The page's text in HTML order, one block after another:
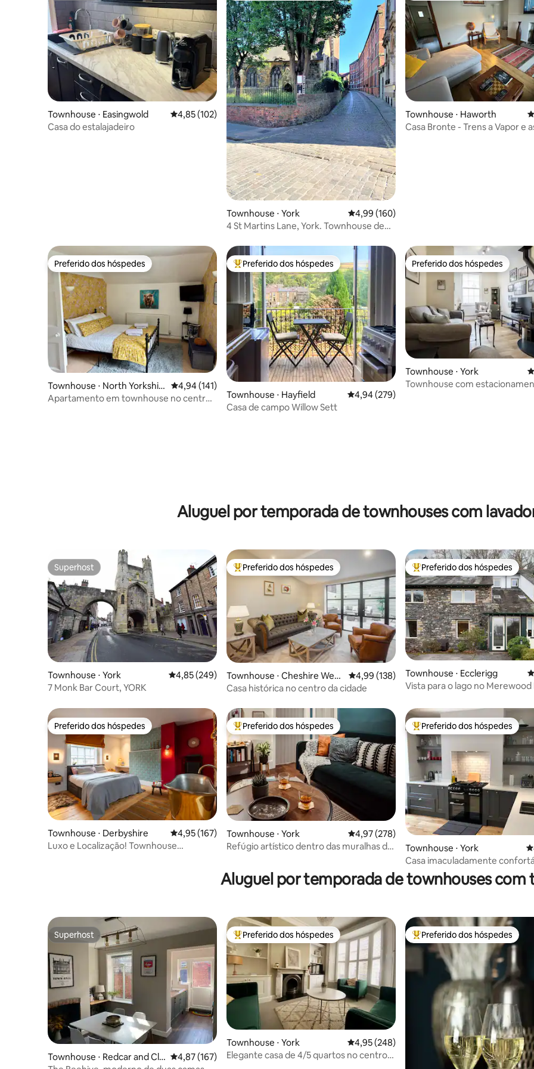
Townhouse ⋅ Easingwold 4,85 de uma avaliação média de 5, 102 avaliações
4,85 (102)
Casa do estalajadeiro
Townhouse ⋅ York 4,99 de uma avaliação média de 5, 160
4,99 (160)
4 St Martins Lane, York. Townhouse de
Townhouse ⋅ Haworth
Casa Bronte - Trens a Vapor e
Preferido dos hóspedes
Preferido dos hóspedes
Townhouse ⋅ North Yorkshir
e
4,94 de uma avaliação média de 5, 141 avaliações
4,94 (141)
Apartamento em townhouse no centro
Entre os melhores preferidos dos hóspedes
Preferido dos hóspedes
Townhouse ⋅ Hayfield 4,94 de uma avaliação média de 5, 279
4,94 (279)
Casa de campo Willow Sett
Preferido dos hóspedes
Preferido dos hóspedes
Townhouse ⋅ York
Townhouse com
Aluguel por temporada de townhouses com
Superhost
Superhost
Townhouse ⋅ York 4,85 de uma avaliação média de 5, 249 avaliações
4,85 (249)
7 Monk Bar Court, YORK
Entre os melhores preferidos dos hóspedes
Preferido dos hóspedes
Townhouse ⋅ Cheshire West
and Chester
4,99 de uma avaliação média de 5, 138
4,99 (138)
Casa histórica no centro da cidade
Entre os melhores preferidos
Preferido dos hóspedes
Townhouse ⋅ Ecclerigg
Vista para o lago no Merewood
Preferido dos hóspedes
Preferido dos hóspedes
Townhouse ⋅ Derbyshire 4,95 de uma avaliação média de 5, 167 avaliações
4,95 (167)
Luxo e Localização! Townhouse
Entre os melhores preferidos dos hóspedes
Preferido dos hóspedes
Townhouse ⋅ York 4,97 de uma avaliação média de 5, 278
4,97 (278)
Refúgio artístico dentro das muralhas da
Entre os melhores preferidos
Preferido dos hóspedes
Townhouse ⋅ York
Casa imaculadamente
centro de York.
Aluguel por temporada de townhouses com
Superhost
Superhost
Townhouse ⋅ Redcar and Cle 4,87 de uma avaliação média de 5, 167 avaliações
4,87 (167)
Entre os melhores preferidos dos hóspedes
Preferido dos hóspedes
Townhouse ⋅ York 4,95 de uma avaliação média de 5, 248
4,95 (248)
Elegante casa de 4/5 quartos no centro
Entre os melhores preferidos
Preferido dos hóspedes